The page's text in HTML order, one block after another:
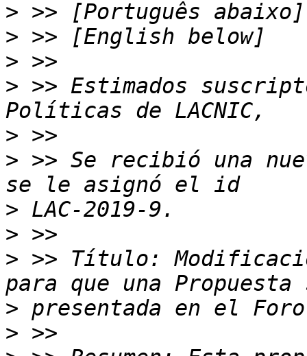
>
>
>
> >> Estimados
>
> >> Se recibió una
>
>
> >> Título:
>
>